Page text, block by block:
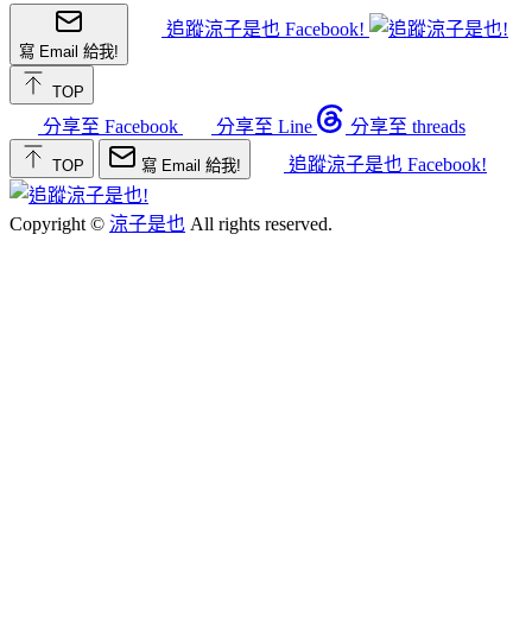
寫 Email 給我!
追蹤涼子是也 Facebook!
TOP
分享至 Facebook 分享至 Line 分享至 threads
TOP 寫 Email 給我! 追蹤涼子是也 Facebook!
Copyright © 涼子是也 All rights reserved.